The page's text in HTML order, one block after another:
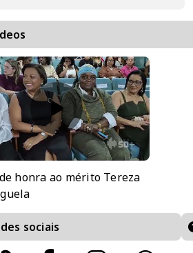
honra ao mérito Tereza
sociais